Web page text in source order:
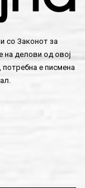
со Законот за
на делови од овој
потребна е писмена